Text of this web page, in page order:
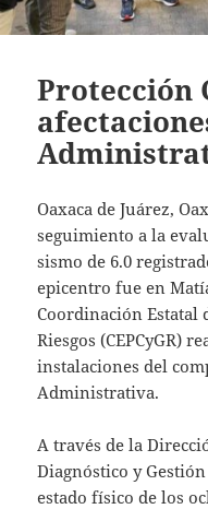
Protección
Oaxaca de Juárez,
seguimiento a la
sismo de 6.0
epicentro fue en
Coordinación Estatal
Riesgos (CEPCyGR)
instalaciones del
Administrativa.
A través de la
Diagnóstico y
estado físico de los